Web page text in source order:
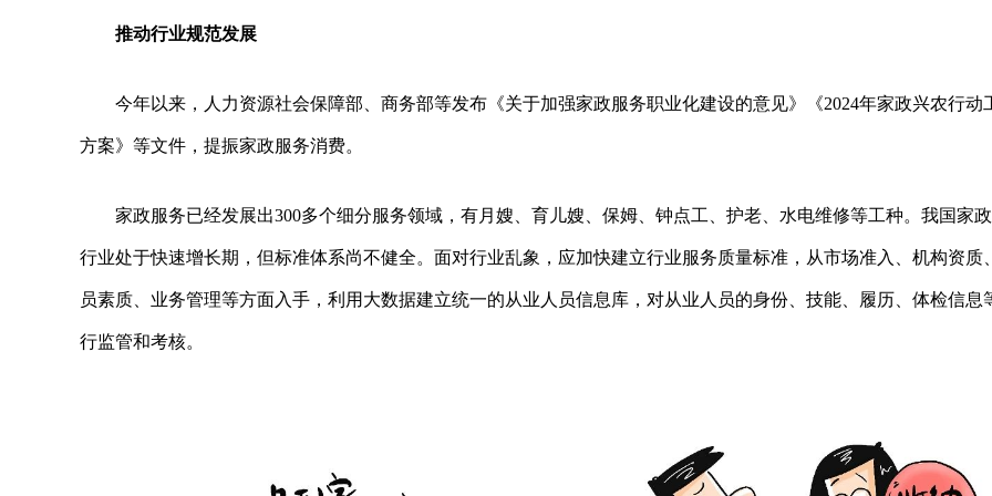
推动行业规范发展
今年以来，人力资源社会保障部、商务部等发布《关于加强家政服务职业化建设的意见》《2024年家政兴农行动
方案》等文件，提振家政服务消费。
家政服务已经发展出300多个细分服务领域，有月嫂、育儿嫂、保姆、钟点工、护老、水电维修等工种。我国家
行业处于快速增长期，但标准体系尚不健全。面对行业乱象，应加快建立行业服务质量标准，从市场准入、机构资质
员素质、业务管理等方面入手，利用大数据建立统一的从业人员信息库，对从业人员的身份、技能、履历、体检信息
行监管和考核。